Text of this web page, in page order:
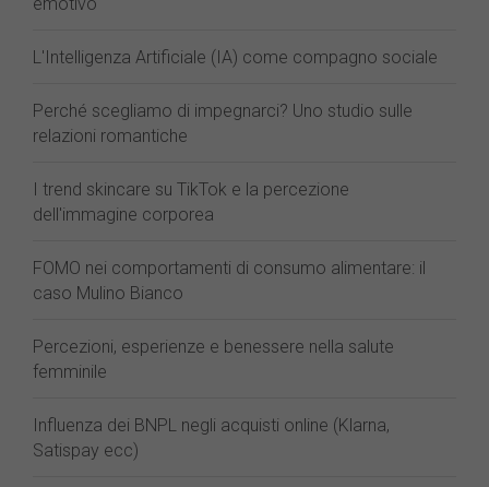
L'Intelligenza Artificiale (IA) come compagno sociale
Perché scegliamo di impegnarci? Uno studio sulle
relazioni romantiche
I trend skincare su TikTok e la percezione
dell'immagine corporea
FOMO nei comportamenti di consumo alimentare: il
caso Mulino Bianco
Percezioni, esperienze e benessere nella salute
femminile
Influenza dei BNPL negli acquisti online (Klarna,
Satispay ecc)